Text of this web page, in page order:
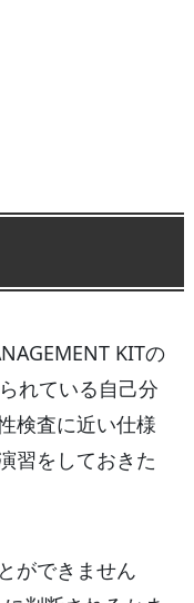
KITの
れている自己分
検査に近い仕様
習をしておきた
ができません